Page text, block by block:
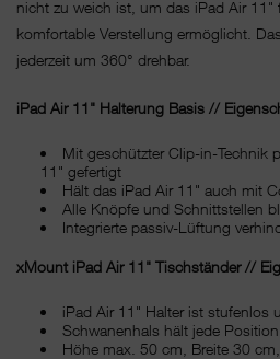
nicht zu weich ist, um das iPad Air 11"
komfortable Verstellung ermöglicht.
jederzeit um 360° drehbar.
iPad Air 11" Halterung Basis //
Mit geschützter Clip-in-Technik
11" gefertigt
Hält das iPad Air 11" auch mit
Alle Knöpfe und Schnittstellen
Integrierte passiv-Lüftung
xMount iPad Air 11" Tischständer //
iPad Air 11" Halter ist stufenlos
Schwanenhals hält jede Position
Höhe max. 50 cm, Breite 30